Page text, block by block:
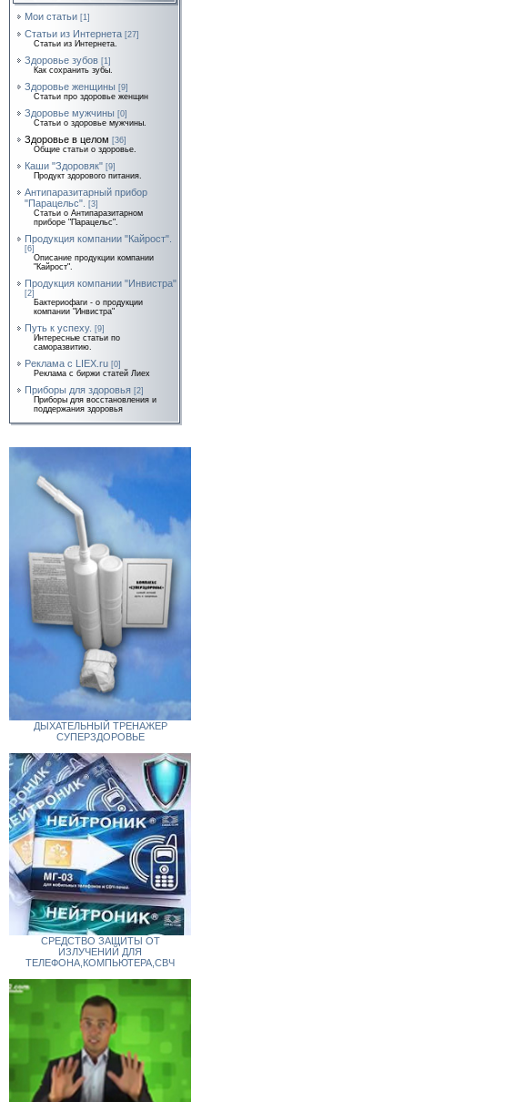
Мои статьи [1]
Статьи из Интернета [27]
Статьи из Интернета.
Здоровье зубов [1]
Как сохранить зубы.
Здоровье женщины [9]
Статьи про здоровье женщин
Здоровье мужчины [0]
Статьи о здоровье мужчины.
Здоровье в целом [36]
Общие статьи о здоровье.
Каши "Здоровяк" [9]
Продукт здорового питания.
Антипаразитарный прибор
"Парацельс".
[3]
Статьи о Антипаразитарном
приборе "Парацельс".
Продукция компании "Кайрост".
[6]
Описание продукции компании
"Кайрост".
Продукция компании "Инвистра"
[2]
Бактериофаги - о продукции
компании "Инвистра"
Путь к успеху. [9]
Интересные статьи по
саморазвитию.
Реклама с LIEX.ru [0]
Реклама с биржи статей Лиех
Приборы для здоровья [2]
Приборы для восстановления и
поддержания здоровья
ДЫХАТЕЛЬНЫЙ ТРЕНАЖЕР
СУПЕРЗДОРОВЬЕ
СРЕДСТВО ЗАЩИТЫ ОТ
ИЗЛУЧЕНИЙ ДЛЯ
ТЕЛЕФОНА,КОМПЬЮТЕРА,СВЧ